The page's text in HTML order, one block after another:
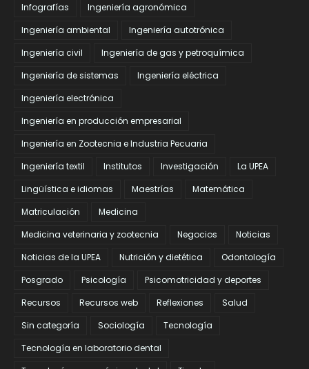
Infografías
Ingeniería agronómica
Ingeniería ambiental
Ingeniería autotrónica
Ingeniería civil
Ingeniería de gas y petroquímica
Ingeniería de sistemas
Ingeniería eléctrica
Ingeniería electrónica
Ingeniería en producción empresarial
Ingeniería en Zootecnia e Industria Pecuaria
Ingeniería textil
Institutos Investigación
La UPEA
Lingüística e idiomas
Maestrías
Matemática
Matriculación
Medicina
Medicina veterinaria y zootecnia
Negocios
Noticias
Noticias de la UPEA
Nutrición y dietética
Odontología
Posgrado
Psicología
Psicomotricidad y deportes
Recursos
Recursos web Reflexiones
Salud
Sin categoría
Sociología
Tecnología
Tecnología en laboratorio dental